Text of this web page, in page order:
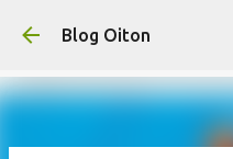
Pular para o
Blog Oiton